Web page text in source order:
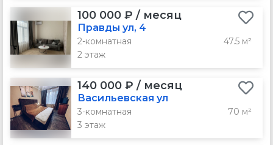
100 000 ₽ / месяц
Правды ул, 4
2-комнатная
47.5 м²
2 этаж
140 000 ₽ / месяц
Васильевская ул
3-комнатная
70 м²
3 этаж